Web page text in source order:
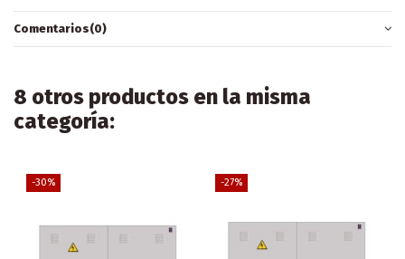
Comentarios(0)
8 otros productos en la misma
categoría:
-30% -27%